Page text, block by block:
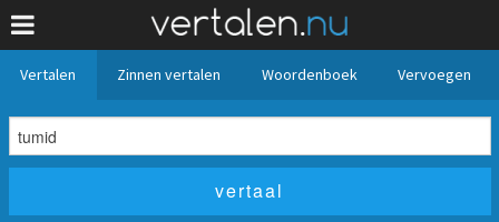
Vertalen Zinnen vertalen Woordenboek Vervoegen